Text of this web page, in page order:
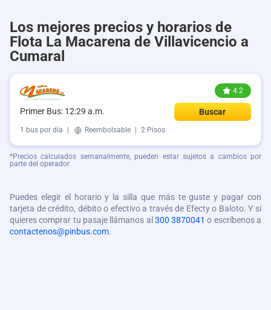
Los mejores precios y horarios de
Flota La Macarena de Villavicencio a
Cumaral
Primer Bus: 12:29 a.m.
4.2
Buscar
1 bus por día Reembolsable 2 Pisos
*Precios calculados semanalmente, pueden estar sujetos a cambios por
parte del operador
Puedes elegir el horario y la silla que más te guste y pagar con
tarjeta de crédito, débito o efectivo a través de Efecty o Baloto. Y si
quieres comprar tu pasaje llámanos al 300 3870041 o escríbenos a
contactenos@pinbus.com.